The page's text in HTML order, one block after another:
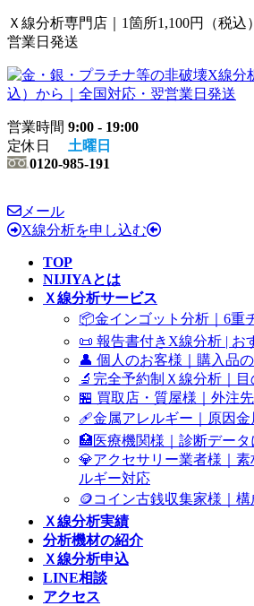
コ
ン
ン
ツ
ス
キ
ッ
ナ
ビ
ー
シ
ン
に
移
Ｘ線分析専門店｜1箇所1,100円（税
営業日発送
営業時間 9:00 - 19:00
定休日 土曜日
0120-985-191
メール
X線分析を申し込む
TOP
NIJIYAとは
Ｘ線分析サービス
📦金インゴット分析｜6重
📜 報告書付きX線分析 | お
👤 個人のお客様｜購入品
🔬完全予約制Ｘ線分析｜
🏪 買取店・質屋様｜外注
🩹金属アレルギー｜原因
🏥医療機関様｜診断データ
💎アクセサリー業者様｜
ルギー対応
🪙コイン古銭収集家様｜構
Ｘ線分析実績
分析機材の紹介
Ｘ線分析申込
LINE相談
アクセス